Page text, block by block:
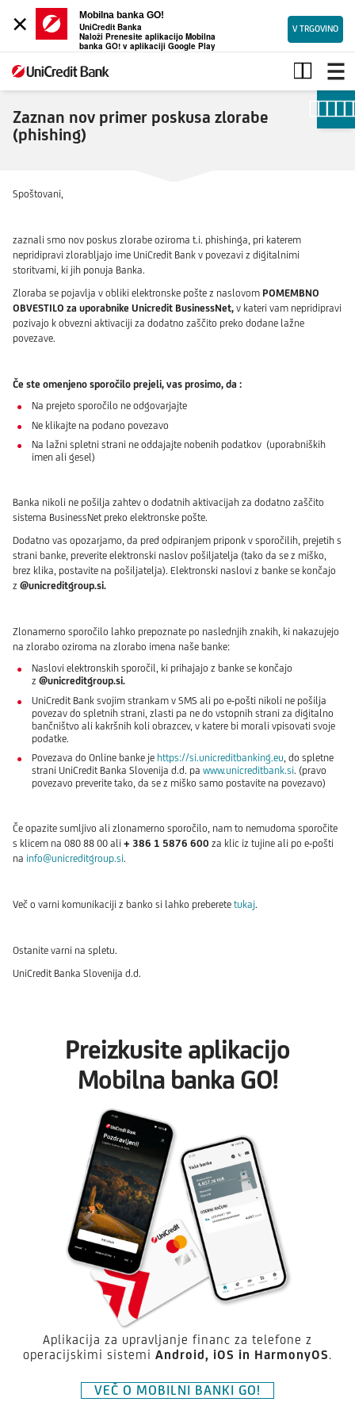
×
Mobilna banka GO!
UniCredit Banka
Naloži Prenesite aplikacijo Mobilna
banka GO! v aplikaciji Google Play
V TRGOVINO
Zaznan
primer
spletne
zlorabe
Zaznan nov primer poskusa zlorabe
(phishing)
Spoštovani,
zaznali smo nov poskus zlorabe oziroma t.i. phishinga, pri katerem
nepridipravi zlorabljajo ime UniCredit Bank v povezavi z digitalnimi
storitvami, ki jih ponuja Banka.
Zloraba se pojavlja v obliki elektronske pošte z naslovom POMEMBNO
OBVESTILO za uporabnike Unicredit BusinessNet, v kateri vam nepridipravi
pozivajo k obvezni aktivaciji za dodatno zaščito preko dodane lažne
povezave.
Če ste omenjeno sporočilo prejeli, vas prosimo, da :
Na prejeto sporočilo ne odgovarjajte
Ne klikajte na podano povezavo
Na lažni spletni strani ne oddajajte nobenih podatkov (uporabniških
imen ali gesel)
Banka nikoli ne pošilja zahtev o dodatnih aktivacijah za dodatno zaščito
sistema BusinessNet preko elektronske pošte.
Dodatno vas opozarjamo, da pred odpiranjem priponk v sporočilih, prejetih s
strani banke, preverite elektronski naslov pošiljatelja (tako da se z miško,
brez klika, postavite na pošiljatelja). Elektronski naslovi z banke se končajo
z @unicreditgroup.si.
Zlonamerno sporočilo lahko prepoznate po naslednjih znakih, ki nakazujejo
na zlorabo oziroma na zlorabo imena naše banke:
Naslovi elektronskih sporočil, ki prihajajo z banke se končajo
z @unicreditgroup.si.
UniCredit Bank svojim strankam v SMS ali po e-pošti nikoli ne pošilja
povezav do spletnih strani, zlasti pa ne do vstopnih strani za digitalno
bančništvo ali kakršnih koli obrazcev, v katere bi morali vpisovati svoje
podatke.
Povezava do Online banke je https://si.unicreditbanking.eu , do spletne
strani UniCredit Banka Slovenija d.d. pa www.unicreditbank.si. (pravo
povezavo preverite tako, da se z miško samo postavite na povezavo)
Če opazite sumljivo ali zlonamerno sporočilo, nam to nemudoma sporočite
s klicem na 080 88 00 ali + 386 1 5876 600 za klic iz tujine ali po e-pošti
na info@unicreditgroup.si.
Več o varni komunikaciji z banko si lahko preberete tukaj.
Ostanite varni na spletu.
UniCredit Banka Slovenija d.d.
Preizkusite aplikacijo
Mobilna banka GO!
Aplikacija za upravljanje financ za telefone z
operacijskimi sistemi Android, iOS in HarmonyOS.
VEČ O MOBILNI BANKI GO!